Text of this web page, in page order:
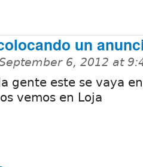
un
6, 2012 at
gente este se vaya
vemos en Loja